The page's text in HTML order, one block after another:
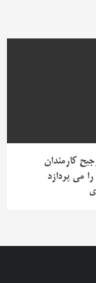
کارمندان
می پردازد